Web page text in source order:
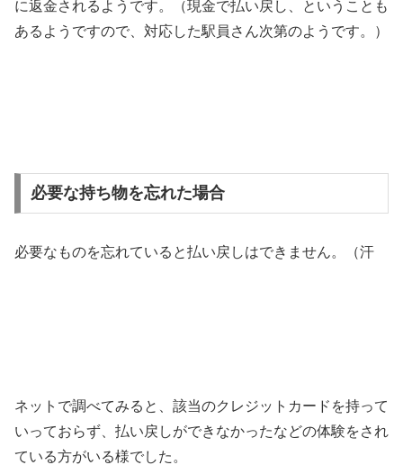
に返金されるようです。（現金で払い戻し、ということも
あるようですので、対応した駅員さん次第のようです。）
必要な持ち物を忘れた場合
必要なものを忘れていると払い戻しはできません。（汗
ネットで調べてみると、該当のクレジットカードを持って
いっておらず、払い戻しができなかったなどの体験をされ
ている方がいる様でした。